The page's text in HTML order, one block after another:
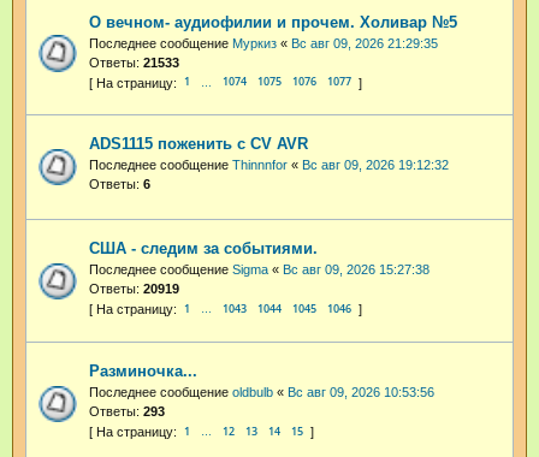
О вечном- аудиофилии и прочем. Холивар №5
Последнее сообщение Муркиз « Вс авг 09, 2026 21:29:35
Ответы: 21533
1 1074 1075 1076 1077
ADS1115 поженить с CV AVR
Последнее сообщение Thinnnfor « Вс авг 09, 2026 19:12:32
Ответы: 6
США - следим за событиями.
Последнее сообщение Sigma « Вс авг 09, 2026 15:27:38
Ответы: 20919
1 … 1043 1044 1045 1046
Разминочка...
Последнее сообщение oldbulb « Вс авг 09, 2026 10:53:56
Ответы: 293
1 12 13 14 15